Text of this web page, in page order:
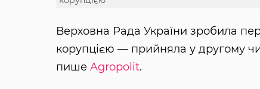
Верховна Рада України зробила
корупцією — прийняла у другому
пише Agropolit.